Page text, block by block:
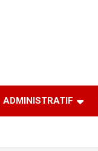
ADMINISTRATIF